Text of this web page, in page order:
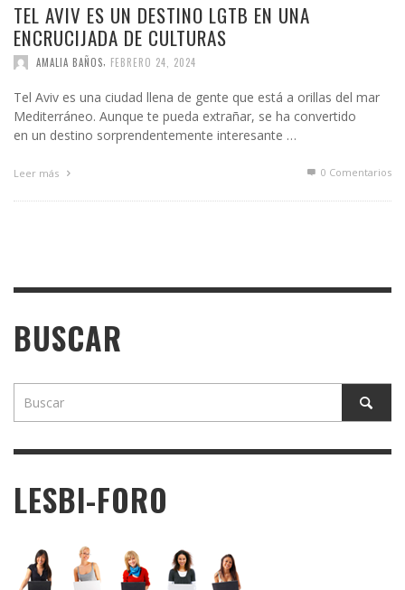
TEL AVIV ES UN DESTINO LGTB EN UNA
ENCRUCIJADA DE CULTURAS
AMALIA BAÑOS FEBRERO 24, 2024
Tel Aviv es una ciudad llena de gente que está a orillas del mar
Mediterráneo. Aunque te pueda extrañar, se ha convertido
en un destino sorprendentemente interesante …
Leer más 0 Comentarios
BUSCAR
LESBI-FORO